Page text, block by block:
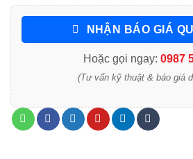
NHẬN BÁO GIÁ
Hoặc gọi ngay: 0987
(Tư vấn kỹ thuật & báo giá